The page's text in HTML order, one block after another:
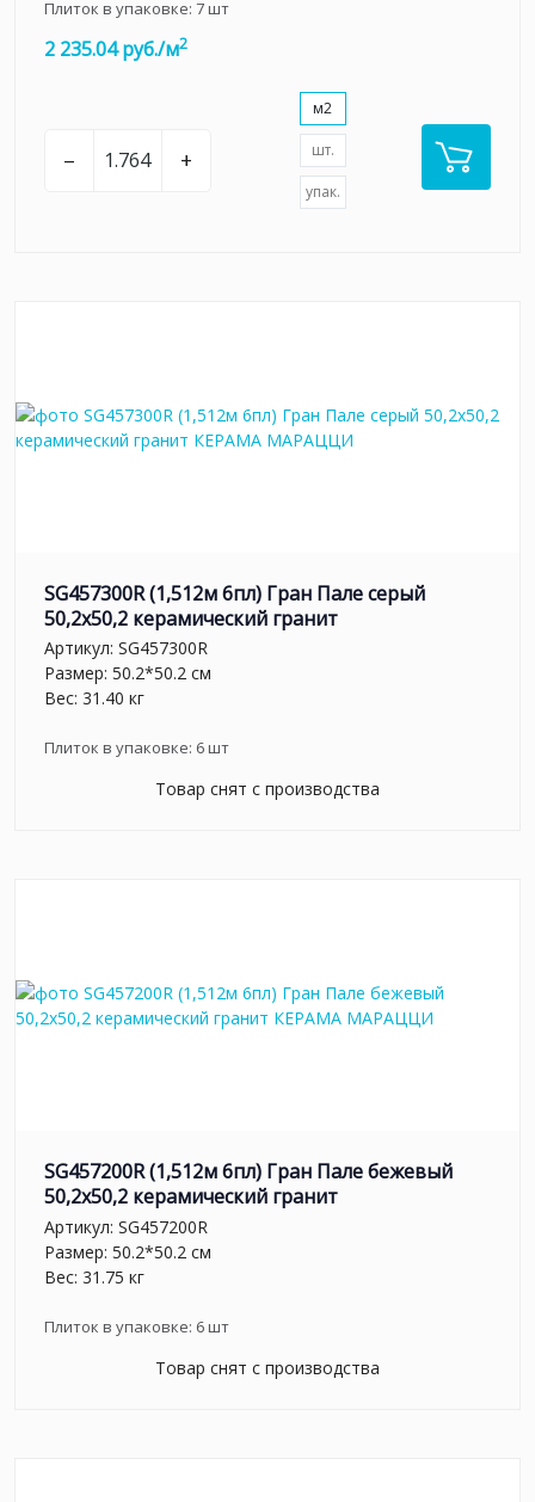
Плиток в упаковке: 7шт
2 235.04 руб./м2
– +
м2
шт.
упак.
SG457300R (1,512м 6пл) Гран Пале серый
50,2x50,2 керамический гранит
Артикул: SG457300R
Размер: 50.2*50.2 см
Вес: 31.40 кг
Плиток в упаковке: 6шт
Товар снят с производства
SG457200R (1,512м 6пл) Гран Пале бежевый
50,2x50,2 керамический гранит
Артикул: SG457200R
Размер: 50.2*50.2 см
Вес: 31.75 кг
Плиток в упаковке: 6шт
Товар снят с производства